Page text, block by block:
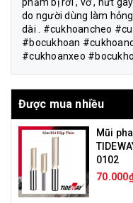
do người dùng làm
dài . #cukhoancheo
#bocukhoan
#cukhoanxeo
Được mua nhiều
Mũi
0102